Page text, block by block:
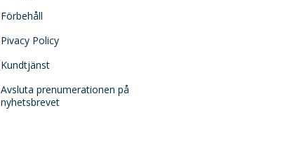
Förbehåll
Pivacy Policy
Kundtjänst
Avsluta prenumerationen på
nyhetsbrevet